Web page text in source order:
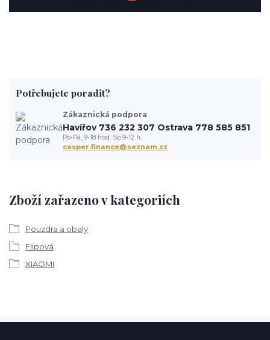
Zboží zařazeno v kategoriích
Pouzdra a obaly
Flipová
XIAOMI
Potřebujete poradit?
Zákaznická podpora
Havířov 736 232 307 Ostrava 778 585 851
Po-Pá, 9-18 hod. So 9-12 h.
casper.finance@seznam.cz